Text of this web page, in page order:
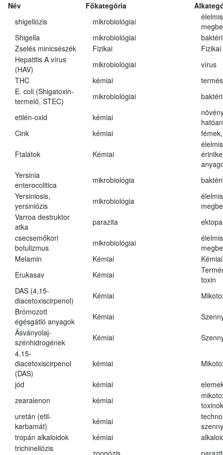
Név Főkategória
shigellózis
mikrobiológiai
Shigella
mikrobiológiai
Zselés minicsészék
Fizikai
Fizikai
Hepatitis A vírus
(HAV)
mikrobiológiai
vírus
THC
kémiai
E. coli (Shigatoxin-
termelő, STEC)
mikrobiológiai
etilén-oxid kémiai
Cink
kémiai
Ftalátok Kémiai
Yersinia
enterocolitica
mikrobiológia
Yersiniosis,
yersiniózis
mikrobiológia
Varroa destruktor
atka
parazita
csecsemőkori
botulizmus
mikrobiológiai
Melamin
Kémiai
Kémiai
Erukasav
Kémiai
toxin
DAS (4,15-
diacetoxiscirpenol)
Kémiai
Brómozott
égésgátló anyagok
Kémiai
Ásványolaj-
szénhidrogének
Kémiai
4,15-
diacetoxiscirpenol
(DAS)
kémiai
jód kémiai
zearalenon
kémiai
toxinok
uretán (etil-
karbamát)
kémiai
tropán alkaloidok
kémiai
trichinellózis